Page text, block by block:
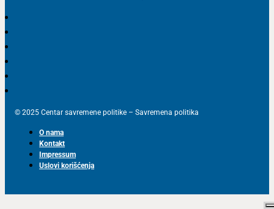
© 2025 Centar savremene politike – Savremena politika
O nama
Kontakt
Impressum
Uslovi korišćenja